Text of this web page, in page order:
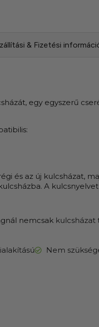
& Fizetési
egy egyszerű
és az új kulcsházat,
A
nemcsak kulcsházat
Nem